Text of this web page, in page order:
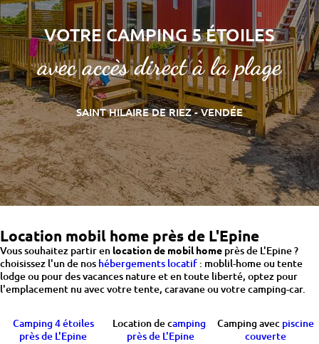
VOTRE CAMPING 5 ÉTOILES
avec accès direct à la plage
SAINT HILAIRE DE RIEZ - VENDÉE
Location mobil home près de L'Epine
Vous souhaitez partir en location de mobil home près de L'Epine ?
choisissez l'un de nos hébergements locatif: moblil-home ou tente
lodge ou pour des vacances nature et en toute liberté, optez pour
l'emplacement nu avec votre tente, caravane ou votre camping-car.
Camping 4 étoiles
près de L'Epine
Location de camping
près de L'Epine
Camping avec piscine
couverte